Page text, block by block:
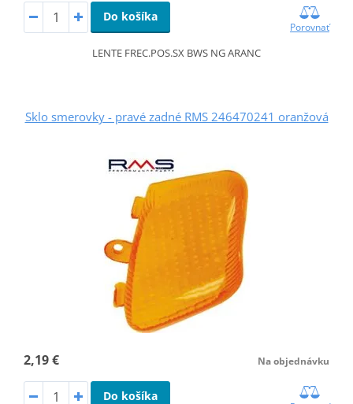
Do košíka
Porovnať
LENTE FREC.POS.SX BWS NG ARANC
Sklo smerovky - pravé zadné RMS 246470241 oranžová
2,19 € Na objednávku
Do košíka